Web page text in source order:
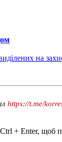
на
https://t.me/
+ Enter, щоб